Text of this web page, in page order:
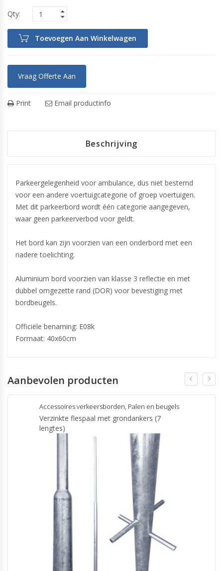
Toevoegen Aan Winkelwagen
Vraag Offerte Aan
Print Email productinfo
Beschrijving
Parkeergelegenheid voor ambulance, dus niet bestemd
voor een andere voertuigcategorie of groep voertuigen.
Met dit parkeerbord wordt één categorie aangegeven,
waar geen parkeerverbod voor geldt.
Het bord kan zijn voorzien van een onderbord met een
nadere toelichting.
Aluminium bord voorzien van klasse 3 reflectie en met
dubbel omgezette rand (DOR) voor bevestiging met
bordbeugels.
Officiële benaming: E08k
Formaat: 40x60cm
Aanbevolen producten
Accessoires verkeersborden, Palen en beugels
Verzinkte flespaal met grondankers (7
lengtes)